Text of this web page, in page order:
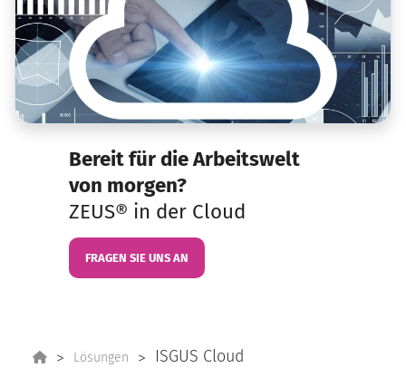
Bereit für die Arbeitswelt
von morgen?
ZEUS® in der Cloud
FRAGEN SIE UNS AN
Lösungen ISGUS Cloud